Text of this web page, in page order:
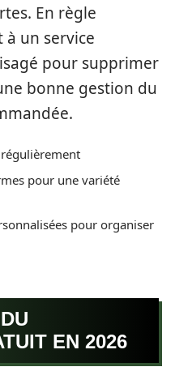
En règle
à un service
pour supprimer
bonne gestion du
pour une variété
pour organiser
EN 2026